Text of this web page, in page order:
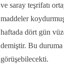
ve saray teşrifatı
maddeler
haftada dört gün
demiştir. Bu duruma
görüşebilecekti.